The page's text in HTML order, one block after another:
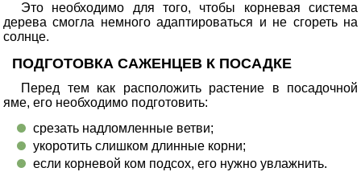
Это необходимо для того, чтобы корневая система
дерева смогла немного адаптироваться и не сгореть на
солнце.
ПОДГОТОВКА САЖЕНЦЕВ К ПОСАДКЕ
Перед тем как расположить растение в посадочной
яме, его необходимо подготовить:
срезать надломленные ветви;
укоротить слишком длинные корни;
если корневой ком подсох, его нужно увлажнить.